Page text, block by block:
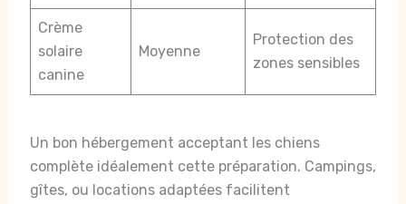
Crème
solaire
canine
Moyenne
Protection des
zones sensibles
Un bon hébergement acceptant les chiens
complète idéalement cette préparation. Campings,
gîtes, ou locations adaptées facilitent